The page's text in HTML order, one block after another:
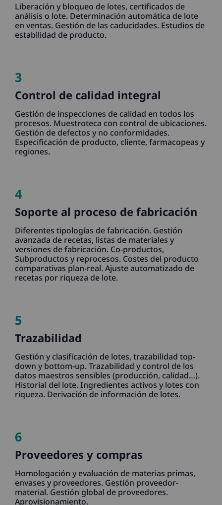
Liberación y bloqueo de lotes, certificados de
análisis o lote. Determinación automática de lote
en ventas. Gestión de las caducidades. Estudios de
estabilidad de producto.
3
Control de calidad integral
Gestión de inspecciones de calidad en todos los
procesos. Muestroteca con control de ubicaciones.
Gestión de defectos y no conformidades.
Especificación de producto, cliente, farmacopeas y
regiones.
4
Soporte al proceso de fabricación
Diferentes tipologías de fabricación. Gestión
avanzada de recetas, listas de materiales y
versiones de fabricación. Co-productos,
Subproductos y reprocesos. Costes del producto
comparativas plan-real. Ajuste automatizado de
recetas por riqueza de lote.
5
Trazabilidad
Gestión y clasificación de lotes, trazabilidad top-
down y bottom-up. Trazabilidad y control de los
datos maestros sensibles (producción, calidad…).
Historial del lote. Ingredientes activos y lotes con
riqueza. Derivación de información de lotes.
6
Proveedores y compras
Homologación y evaluación de materias primas,
envases y proveedores. Gestión proveedor-
material. Gestión global de proveedores.
Aprovisionamiento.